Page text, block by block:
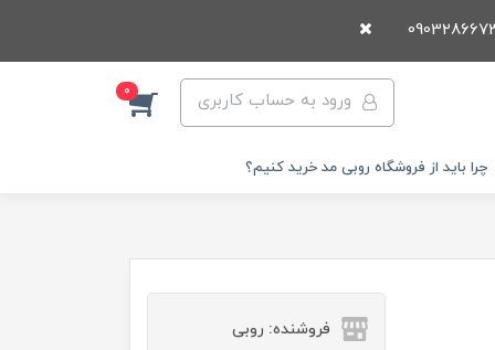
ورود به حساب کاربری 0
چرا باید از فروشگاه روبی مد خرید کنیم؟
فروشنده: روبی